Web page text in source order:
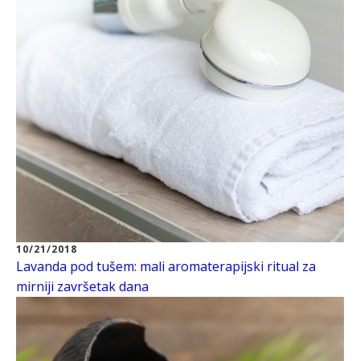
10/21/2018
Lavanda pod tušem: mali aromaterapijski ritual za
mirniji završetak dana